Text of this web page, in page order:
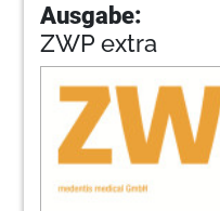
Ausgabe:
ZWP extra